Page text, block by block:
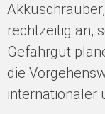
rechtzeitig an,
Gefahrgut
die
internationaler